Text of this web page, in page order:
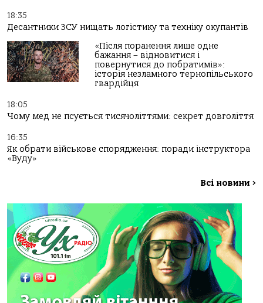
18:35
Десантники ЗСУ нищать логістику та техніку окупантів
«Після поранення лише одне
бажання – відновитися і
повернутися до побратимів»:
історія незламного тернопільського
гвардійця
18:05
Чому мед не псується тисячоліттями: секрет довголіття
16:35
Як обрати військове спорядження: поради інструктора
«Вуду»
Всі новини >